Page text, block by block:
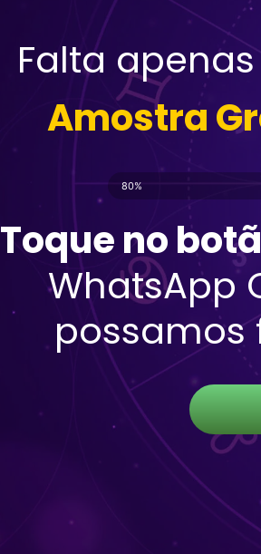
Falta
Amostra
80%
Toque no
WhatsApp
possamos